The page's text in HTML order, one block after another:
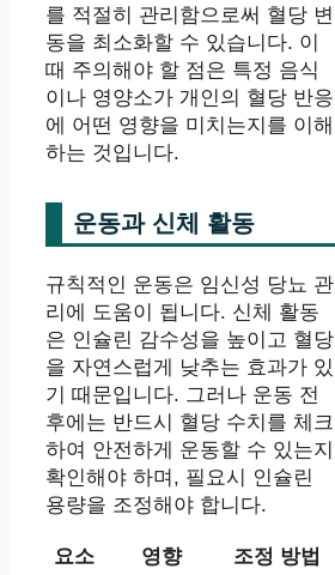
를 적절히 관리함으로써 혈당 변
동을 최소화할 수 있습니다. 이
때 주의해야 할 점은 특정 음식
이나 영양소가 개인의 혈당 반응
에 어떤 영향을 미치는지를 이해
하는 것입니다.
운동과 신체 활동
규칙적인 운동은 임신성 당뇨 관
리에 도움이 됩니다. 신체 활동
은 인슐린 감수성을 높이고 혈당
을 자연스럽게 낮추는 효과가 있
기 때문입니다. 그러나 운동 전
후에는 반드시 혈당 수치를 체크
하여 안전하게 운동할 수 있는지
확인해야 하며, 필요시 인슐린
용량을 조정해야 합니다.
요소 영향
조정 방법